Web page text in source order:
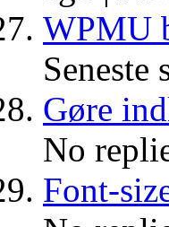
WPMU
Seneste
Gøre
No
Font-